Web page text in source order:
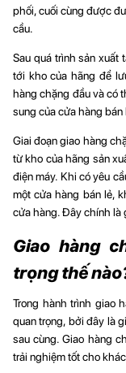
phối, cuối cùng được
cầu.
Sau quá trình sản xuất
tới kho của hãng để
hàng chặng đầu và có
sung của cửa hàng bán
Giai đoạn giao hàng
từ kho của hãng sản
điện máy. Khi có yêu
một cửa hàng bán lẻ,
cửa hàng. Đây chính là
Giao hàng
trọng thế
Trong hành trình giao
quan trọng, bởi đây là
sau cùng. Giao hàng
trải nghiệm tốt cho